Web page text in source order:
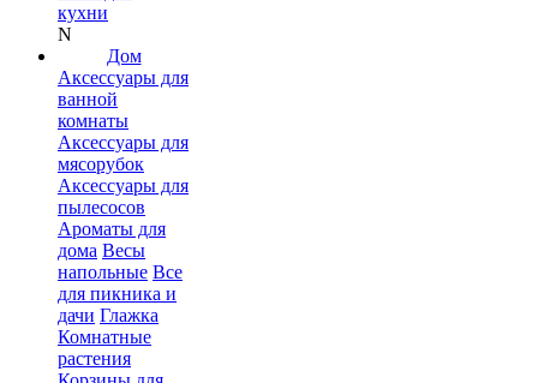
кухни
N
Дом
Аксессуары для
ванной
комнаты
Аксессуары для
мясорубок
Аксессуары для
пылесосов
Ароматы для
дома Весы
напольные Все
для пикника и
дачи Глажка
Комнатные
растения